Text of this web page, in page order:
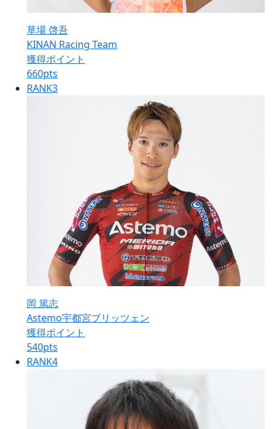
草場 啓吾
KINAN Racing Team
獲得ポイント
660pts
RANK3
岡 篤志
Astemo宇都宮ブリッツェン
獲得ポイント
540pts
RANK4